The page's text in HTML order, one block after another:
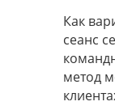
Как
сеанс
метод